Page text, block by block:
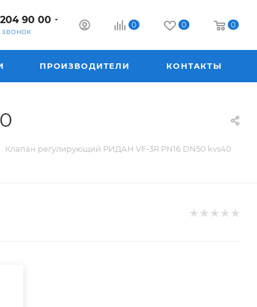
90 00
ЗВОНОК
0 0 0
ПРОИЗВОДИТЕЛИ КОНТАКТЫ
Клапан регулирующий РИДАН VF-3R PN16 DN50 kvs40